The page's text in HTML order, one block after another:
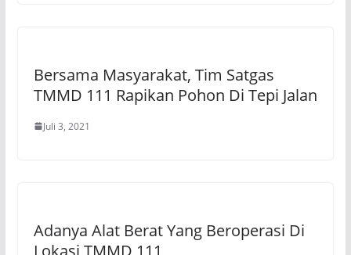
Bersama Masyarakat, Tim Satgas
TMMD 111 Rapikan Pohon Di Tepi Jalan
Juli 3, 2021
Adanya Alat Berat Yang Beroperasi Di
Lokasi TMMD 111